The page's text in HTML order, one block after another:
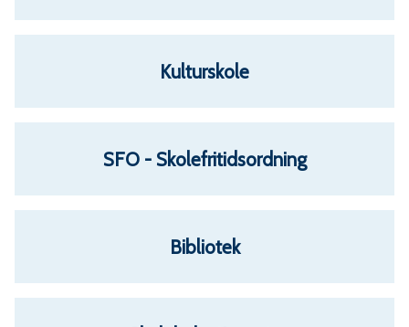
eKulturskole
SFO - Skolefritidsordning
Bibliotek